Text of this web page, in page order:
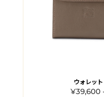
ウォレット
¥39,600